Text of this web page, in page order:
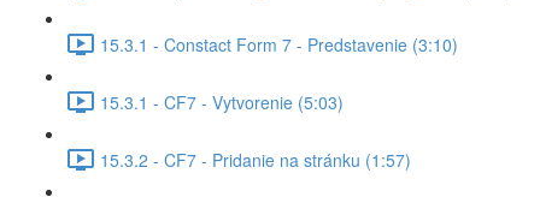
15.3.1 - Constact Form 7 - Predstavenie (3:10)
15.3.1 - CF7 - Vytvorenie (5:03)
15.3.2 - CF7 - Pridanie na stránku (1:57)